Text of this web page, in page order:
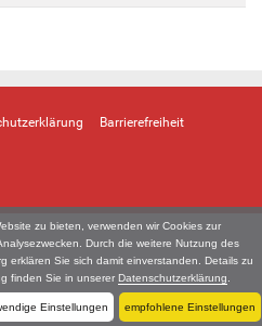
zu bieten, verwenden wir Cookies zur
Durch die weitere Nutzung des
erklären Sie sich damit einverstanden. Details zu
finden Sie in unserer Datenschutzerklärung
Einstellungen empfohlene Einstellungen
Barrierefreiheit